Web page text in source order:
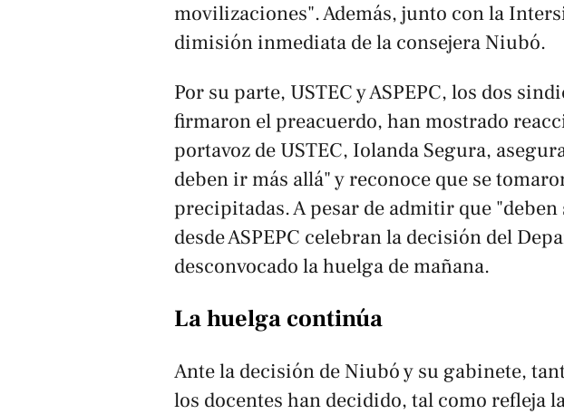
movilizaciones". Además, junto con la
dimisión inmediata de la consejera Niubó.
Por su parte, USTEC y ASPEPC, los dos
firmaron el preacuerdo, han mostrado
portavoz de USTEC, Iolanda Segura,
deben ir más allá" y reconoce que se
precipitadas. A pesar de admitir que
desde ASPEPC celebran la decisión del
desconvocado la huelga de mañana.
La huelga continúa
Ante la decisión de Niubó y su gabinete,
los docentes han decidido, tal como refleja